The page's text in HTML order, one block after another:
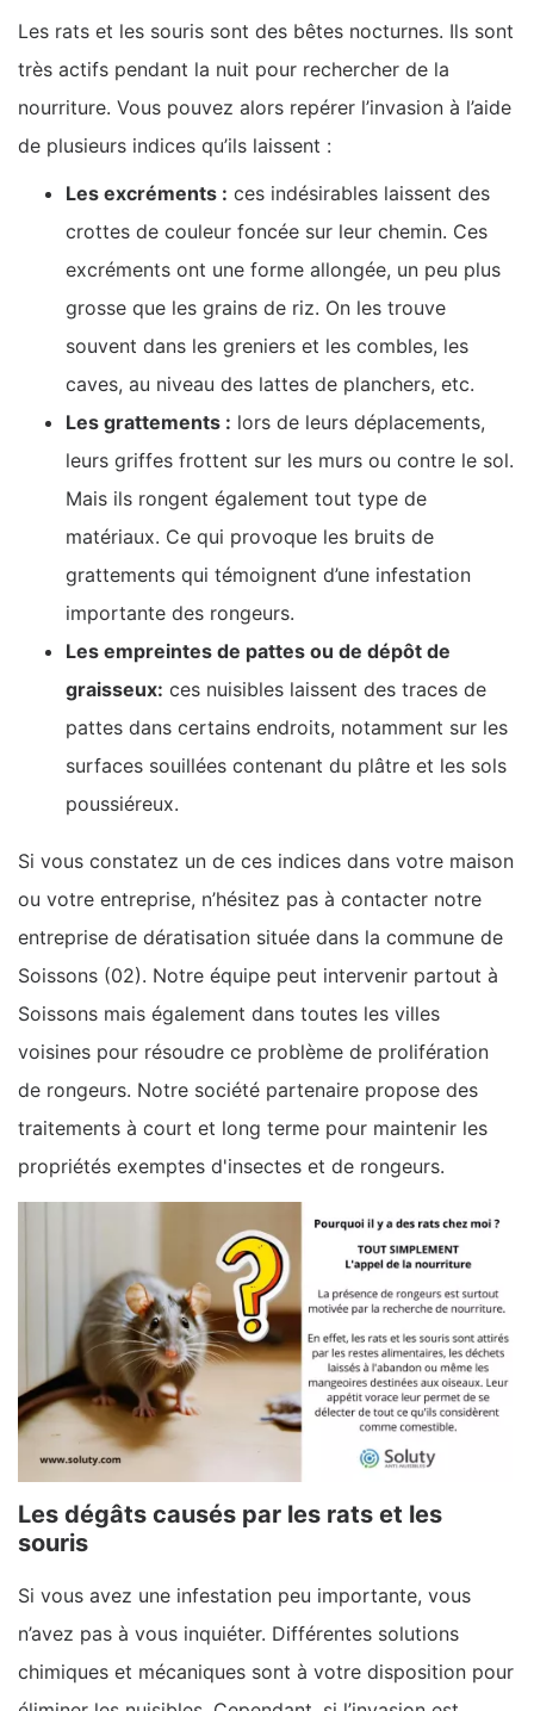
Les rats et les souris sont des bêtes nocturnes. Ils sont
très actifs pendant la nuit pour rechercher de la
nourriture. Vous pouvez alors repérer l’invasion à l’aide
de plusieurs indices qu’ils laissent :
Les excréments : ces indésirables laissent des
crottes de couleur foncée sur leur chemin. Ces
excréments ont une forme allongée, un peu plus
grosse que les grains de riz. On les trouve
souvent dans les greniers et les combles, les
caves, au niveau des lattes de planchers, etc.
Les grattements : lors de leurs déplacements,
leurs griffes frottent sur les murs ou contre le sol.
Mais ils rongent également tout type de
matériaux. Ce qui provoque les bruits de
grattements qui témoignent d’une infestation
importante des rongeurs.
Les empreintes de pattes ou de dépôt de
graisseux: ces nuisibles laissent des traces de
pattes dans certains endroits, notamment sur les
surfaces souillées contenant du plâtre et les sols
poussiéreux.
Si vous constatez un de ces indices dans votre maison
ou votre entreprise, n’hésitez pas à contacter notre
entreprise de dératisation située dans la commune de
Soissons (02). Notre équipe peut intervenir partout à
Soissons mais également dans toutes les villes
voisines pour résoudre ce problème de prolifération
de rongeurs. Notre société partenaire propose des
traitements à court et long terme pour maintenir les
propriétés exemptes d'insectes et de rongeurs.
Les dégâts causés par les rats et les
souris
Si vous avez une infestation peu importante, vous
n’avez pas à vous inquiéter. Différentes solutions
chimiques et mécaniques sont à votre disposition pour